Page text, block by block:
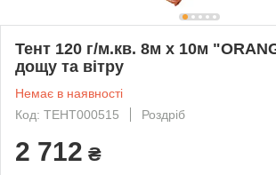
Тент 120 г/м.кв. 8м х 10м
дощу та вітру
Немає в наявності
Код: ТЕНТ000515
Роздріб
2 712 ₴